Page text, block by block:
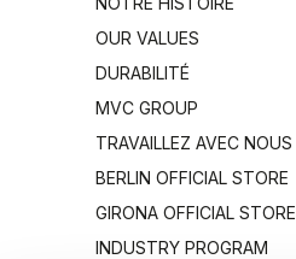
OUR VALUES
DURABILITÉ
MVC GROUP
TRAVAILLEZ AVEC NOUS
BERLIN OFFICIAL STORE
GIRONA OFFICIAL STORE
INDUSTRY PROGRAM